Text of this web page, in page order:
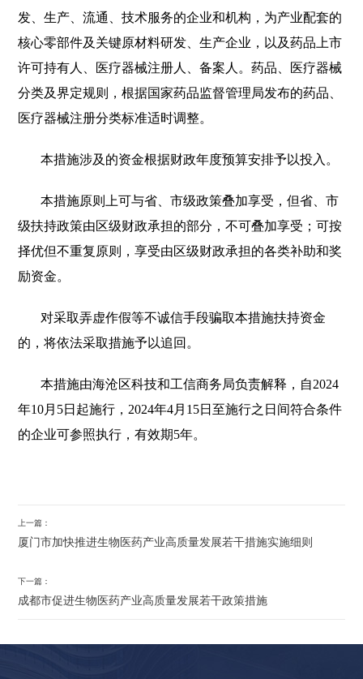
发、生产、流通、技术服务的企业和机构，为产业配套的
核心零部件及关键原材料研发、生产企业，以及药品上市
许可持有人、医疗器械注册人、备案人。药品、医疗器械
分类及界定规则，根据国家药品监督管理局发布的药品、
医疗器械注册分类标准适时调整。
本措施涉及的资金根据财政年度预算安排予以投入。
本措施原则上可与省、市级政策叠加享受，但省、市
级扶持政策由区级财政承担的部分，不可叠加享受；可按
择优但不重复原则，享受由区级财政承担的各类补助和奖
励资金。
对采取弄虚作假等不诚信手段骗取本措施扶持资金
的，将依法采取措施予以追回。
本措施由海沧区科技和工信商务局负责解释，自2024
年10月5日起施行，2024年4月15日至施行之日间符合条件
的企业可参照执行，有效期5年。
上一篇：
厦门市加快推进生物医药产业高质量发展若干措施实施细则
下一篇：
成都市促进生物医药产业高质量发展若干政策措施